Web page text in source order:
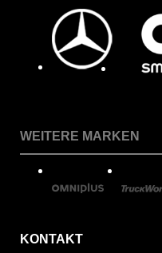
WEITERE MARKEN
KONTAKT